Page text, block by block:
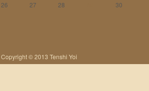
26 27 28 30
Copyright © 2013 Tenshi Yoi